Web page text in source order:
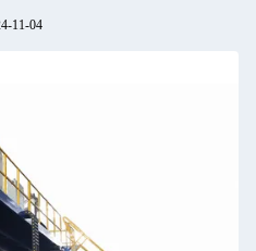
11-04